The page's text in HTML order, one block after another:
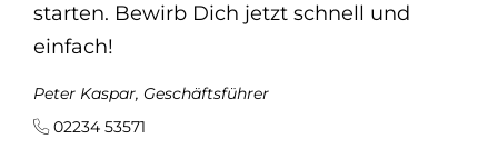
starten. Bewirb Dich jetzt schnell und
einfach!
Peter Kaspar, Geschäftsführer
02234 53571